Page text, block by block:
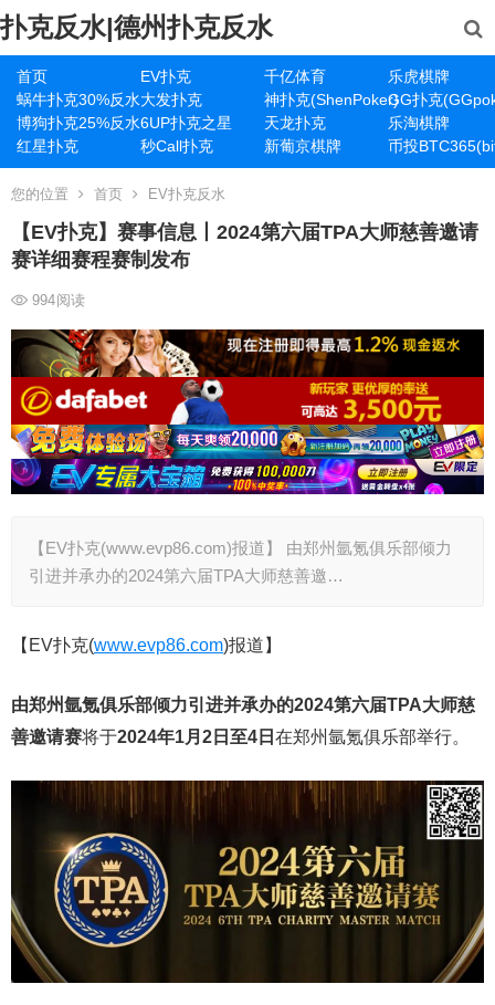
扑克反水|德州扑克反水
首页 EV扑克 千亿体育
乐虎棋牌
蜗牛扑克30%反水大发扑克 神扑克(ShenPoker)GG扑克
博狗扑克25%反水6UP扑克之星 天龙扑克
乐淘棋牌
红星扑克
秒Call扑克 新葡京棋牌 币投
您的位置 首页 EV扑克反水
【EV扑克】赛事信息丨2024第六届TPA大师慈善邀请
赛详细赛程赛制发布
994阅读
【EV扑克(www.evp86.com)报道】 由郑州氩氪俱乐部倾力
引进并承办的2024第六届TPA大师慈善邀…
【EV扑克(www.evp86.com)报道】
由郑州氩氪俱乐部倾力引进并承办的2024第六届TPA大师慈
善邀请赛将于2024年1月2日至4日 在郑州氩氪俱乐部举行。